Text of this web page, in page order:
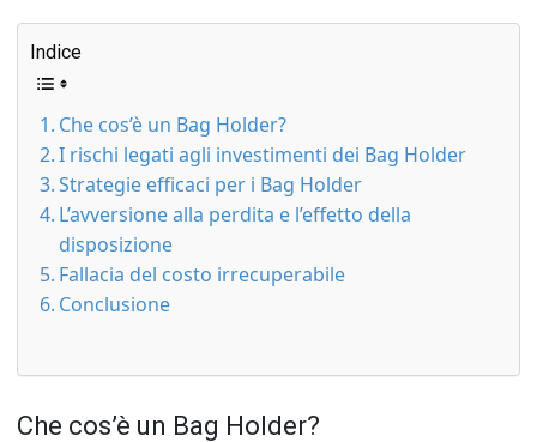
Indice
Che cos’è un Bag Holder?
I rischi legati agli investimenti dei Bag Holder
Strategie efficaci per i Bag Holder
L’avversione alla perdita e l’effetto della
disposizione
Fallacia del costo irrecuperabile
Conclusione
Che cos’è un Bag Holder?